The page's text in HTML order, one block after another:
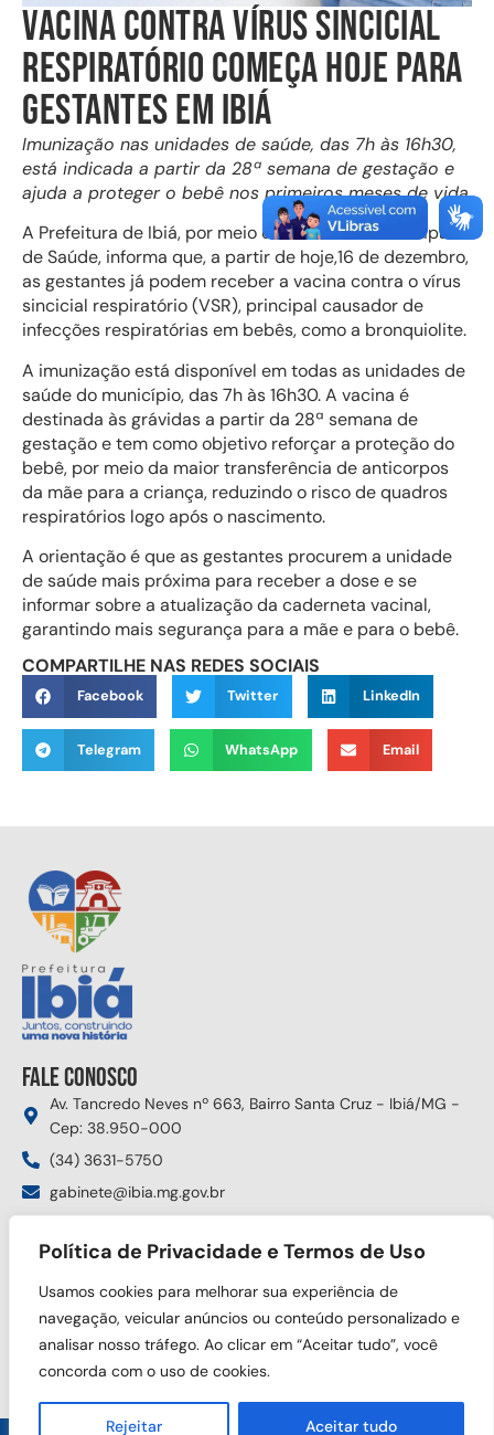
Política de Privacidade e Termos de Uso
Usamos cookies para melhorar sua experiência de
navegação, veicular anúncios ou conteúdo personalizado e
analisar nosso tráfego. Ao clicar em “Aceitar tudo”, você
concorda com o uso de cookies.
Rejeitar Aceitar tudo
VACINA CONTRA VÍRUS SINCICIAL
RESPIRATÓRIO COMEÇA HOJE PARA
GESTANTES EM IBIÁ
Imunização nas unidades de saúde, das 7h às 16h30,
está indicada a partir da 28ª semana de gestação e
ajuda a proteger o bebê nos primeiros meses de vida.
A Prefeitura de Ibiá, por meio da Secretaria Municipal
de Saúde, informa que, a partir de hoje,16 de dezembro,
as gestantes já podem receber a vacina contra o vírus
sincicial respiratório (VSR), principal causador de
infecções respiratórias em bebês, como a bronquiolite.
A imunização está disponível em todas as unidades de
saúde do município, das 7h às 16h30. A vacina é
destinada às grávidas a partir da 28ª semana de
gestação e tem como objetivo reforçar a proteção do
bebê, por meio da maior transferência de anticorpos
da mãe para a criança, reduzindo o risco de quadros
respiratórios logo após o nascimento.
A orientação é que as gestantes procurem a unidade
de saúde mais próxima para receber a dose e se
informar sobre a atualização da caderneta vacinal,
garantindo mais segurança para a mãe e para o bebê.
COMPARTILHE NAS REDES SOCIAIS
Facebook Twitter LinkedIn
Telegram WhatsApp Email
Fale conosco
Av. Tancredo Neves nº 663, Bairro Santa Cruz - Ibiá/MG -
Cep: 38.950-000
(34) 3631-5750
gabinete@ibia.mg.gov.br